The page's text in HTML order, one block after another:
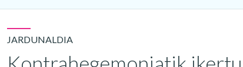
JARDUNALDIA